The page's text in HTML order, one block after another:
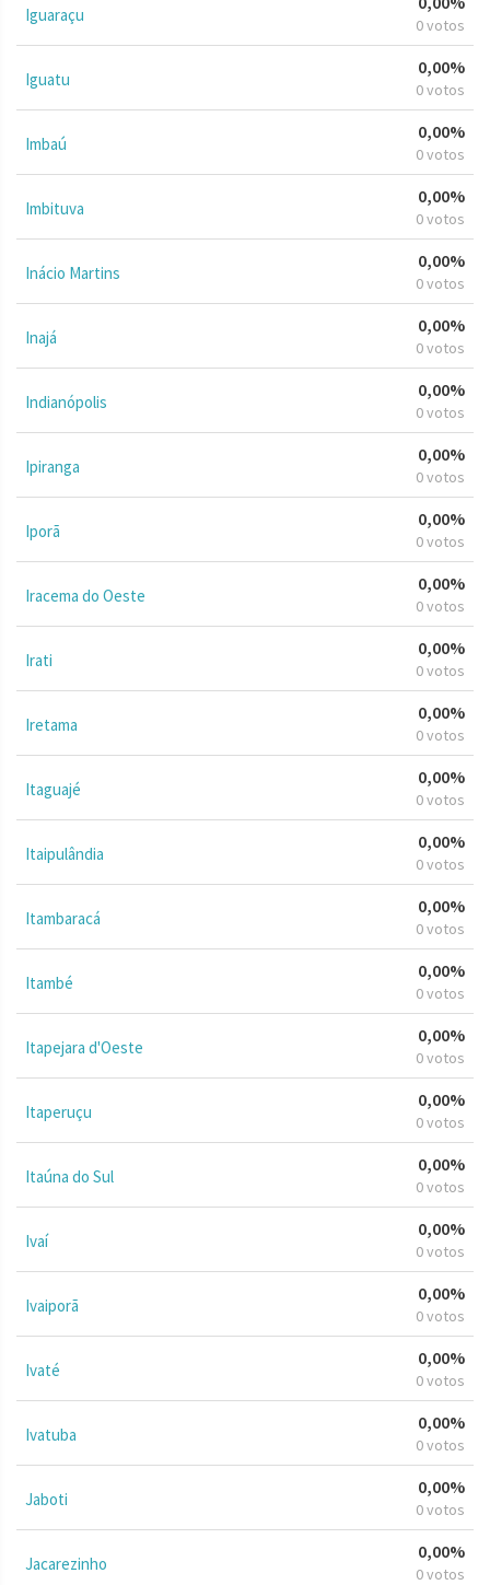
Iguaraçu 0 votos
Iguatu
0,00%
0 votos
Imbaú
0,00%
0 votos
Imbituva
0,00%
0 votos
Inácio Martins
0,00%
0 votos
Inajá
0,00%
0 votos
Indianópolis
0,00%
0 votos
Ipiranga
0,00%
0 votos
Iporã
0,00%
0 votos
Iracema do Oeste
0,00%
0 votos
Irati
0,00%
0 votos
Iretama
0,00%
0 votos
Itaguajé
0,00%
0 votos
Itaipulândia
0,00%
0 votos
Itambaracá
0,00%
0 votos
Itambé
0,00%
0 votos
Itapejara d'Oeste
0,00%
0 votos
Itaperuçu
0,00%
0 votos
Itaúna do Sul
0,00%
0 votos
Ivaí
0,00%
0 votos
Ivaiporã
0,00%
0 votos
Ivaté
0,00%
0 votos
Ivatuba
0,00%
0 votos
Jaboti
0,00%
0 votos
Jacarezinho
0,00%
0 votos